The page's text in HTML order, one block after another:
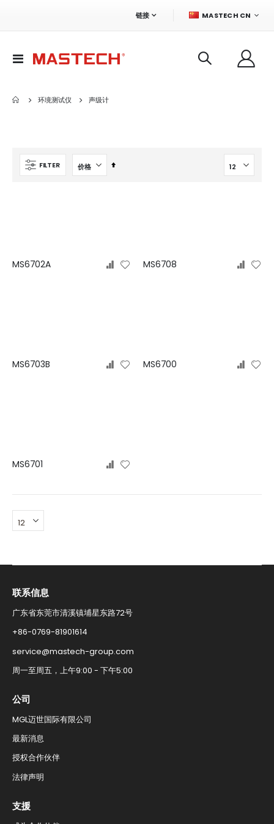
链接
语
MASTECH CN
切
环境测试仪 声级计
FILTER
设
MS6702A MS6708
MS6703B MS6700
MS6701
联系信息​
广东省东莞市清溪镇埔星东路72号
+86-0769-81901614​
service@mastech-group.com​
周一至周五，上午9:00 - 下午5:00​
公司
MGL迈世国际有限公司
最新消息​
授权合作伙伴​
法律声明
支援​